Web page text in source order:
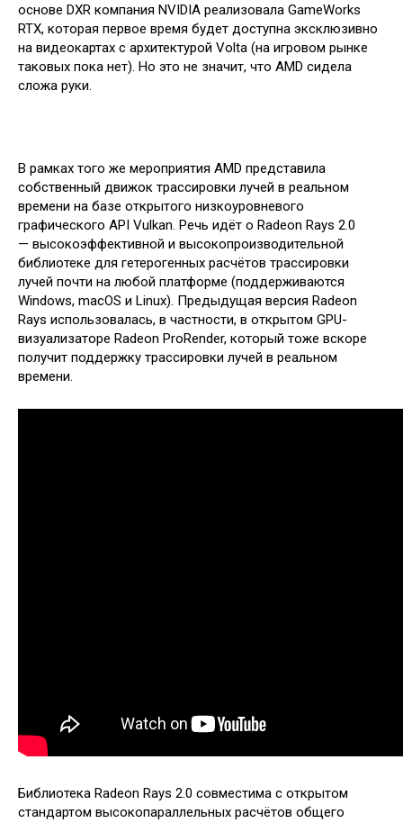
основе DXR компания NVIDIA реализовала GameWorks
RTX, которая первое время будет доступна эксклюзивно
на видеокартах с архитектурой Volta (на игровом рынке
таковых пока нет). Но это не значит, что AMD сидела
сложа руки.
В рамках того же мероприятия AMD представила
собственный движок трассировки лучей в реальном
времени на базе открытого низкоуровневого
графического API Vulkan. Речь идёт о Radeon Rays 2.0
— высокоэффективной и высокопроизводительной
библиотеке для гетерогенных расчётов трассировки
лучей почти на любой платформе (поддерживаются
Windows, macOS и Linux). Предыдущая версия Radeon
Rays использовалась, в частности, в открытом GPU-
визуализаторе Radeon ProRender, который тоже вскоре
получит поддержку трассировки лучей в реальном
времени.
Библиотека Radeon Rays 2.0 совместима с открытом
стандартом высокопараллельных расчётов общего